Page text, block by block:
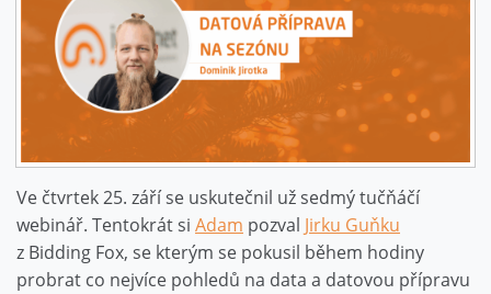
Ve čtvrtek 25. září se uskutečnil už sedmý tučňáčí
webinář. Tentokrát si Adam pozval Jirku Guňku
z Bidding Fox, se kterým se pokusil během hodiny
probrat co nejvíce pohledů na data a datovou přípravu